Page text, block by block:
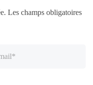
Les champs obligatoires